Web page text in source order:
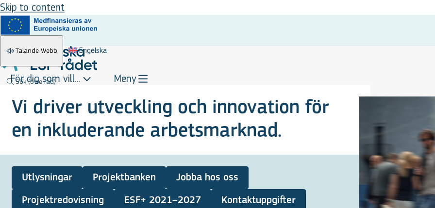
Skip to content
Talande Webb Engelska
Sök(övre rad)
För dig som vill... Meny
Vi driver utveckling och innovation för
en inkluderande arbetsmarknad.
Utlysningar Projektbanken Jobba hos oss
Projektredovisning ESF+ 2021–2027 Kontaktuppgifter